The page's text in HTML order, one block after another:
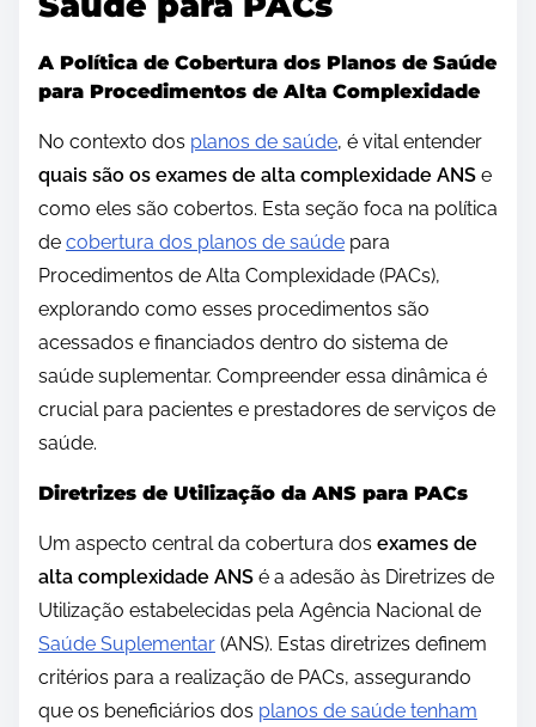
A Política de Cobertura dos Planos de Saúde
para Procedimentos de Alta Complexidade
No contexto dos planos de saúde, é vital entender
quais são os exames de alta complexidade ANS e
como eles são cobertos. Esta seção foca na política
de cobertura dos planos de saúde para
Procedimentos de Alta Complexidade (PACs),
explorando como esses procedimentos são
acessados e financiados dentro do sistema de
saúde suplementar. Compreender essa dinâmica é
crucial para pacientes e prestadores de serviços de
saúde.
Diretrizes de Utilização da ANS para PACs
Um aspecto central da cobertura dos exames de
alta complexidade ANS é a adesão às Diretrizes de
Utilização estabelecidas pela Agência Nacional de
Saúde Suplementar (ANS). Estas diretrizes definem
critérios para a realização de PACs, assegurando
que os beneficiários dos planos de saúde tenham